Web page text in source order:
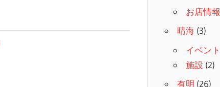
お店情報
晴海(3)
イベント
施設 (2)
有明 (26)